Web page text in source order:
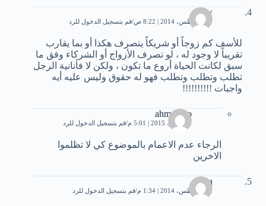
sosw
31 أغسطس، 2014 | 8:22 ص قم بتسجيل الدخول للرد
للأسف كم زوجاً أو شريكاً يتصرف هكذا أو بما يقارب
تقريباً لا وجود له ، لو تصرف الأزواج أو الشركاء وفق ما
سبق لكانت الحياة أروع ما تكون ، ولكن لا فأنانية الرجل
تطلب وتطلب وتطلب فهو له حقوق وليس عليه أيه
واجبات !!!!!!!!!!
ahmedino
5 نوفمبر، 2015 | 5:01 م قم بتسجيل الدخول للرد
الرجاء عدم الاعمام بالموضوع كي لا تظلموا
الاخرين
nadia
31 أغسطس، 2014 | 1:34 م قم بتسجيل الدخول للرد